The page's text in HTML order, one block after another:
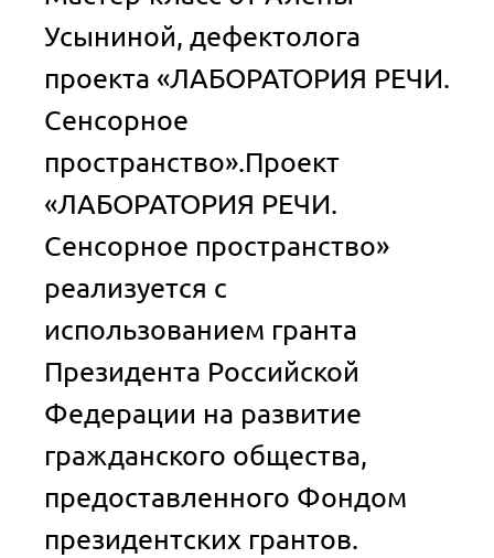
Усыниной, дефектолога
проекта «ЛАБОРАТОРИЯ РЕЧИ.
Сенсорное
пространство».Проект
«ЛАБОРАТОРИЯ РЕЧИ.
Сенсорное пространство»
реализуется с
использованием гранта
Президента Российской
Федерации на развитие
гражданского общества,
предоставленного Фондом
президентских грантов.